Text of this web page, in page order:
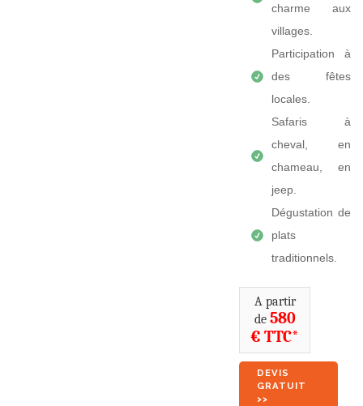
charme aux
villages.
Participation à
des fêtes
locales.
Safaris à
cheval, en
chameau, en
jeep.
Dégustation de
plats
traditionnels.
A partir
de 580
€ TTC*
DEVIS
GRATUIT
>>